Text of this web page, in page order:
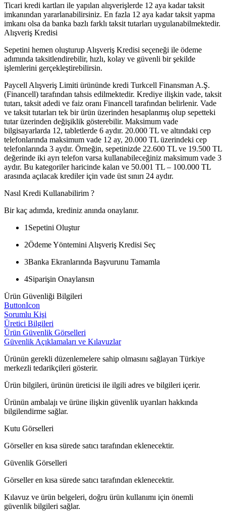
Ticari kredi kartları ile yapılan alışverişlerde 12 aya kadar taksit
imkanından yararlanabilirsiniz. En fazla 12 aya kadar taksit yapma
imkanı olsa da banka bazlı farklı taksit tutarları uygulanabilmektedir.
Alışveriş Kredisi
Sepetini hemen oluşturup Alışveriş Kredisi seçeneği ile ödeme
adımında taksitlendirebilir, hızlı, kolay ve güvenli bir şekilde
işlemlerini gerçekleştirebilirsin.
Paycell Alışveriş Limiti ürününde kredi Turkcell Finansman A.Ş.
(Financell) tarafından tahsis edilmektedir. Krediye ilişkin vade, taksit
tutarı, taksit adedi ve faiz oranı Financell tarafından belirlenir. Vade
ve taksit tutarları tek bir ürün üzerinden hesaplanmış olup sepetteki
tutar üzerinden değişiklik gösterebilir. Maksimum vade
bilgisayarlarda 12, tabletlerde 6 aydır. 20.000 TL ve altındaki cep
telefonlarında maksimum vade 12 ay, 20.000 TL üzerindeki cep
telefonlarında 3 aydır. Örneğin, sepetinizde 22.600 TL ve 19.500 TL
değerinde iki ayrı telefon varsa kullanabileceğiniz maksimum vade 3
aydır. Bu kategoriler haricinde kalan ve 50.001 TL – 100.000 TL
arasında açılacak krediler için vade üst sınırı 24 aydır.
Nasıl Kredi Kullanabilirim ?
Bir kaç adımda, krediniz anında onaylanır.
1 Sepetini Oluştur
2Ödeme Yöntemini Alışveriş Kredisi Seç
3Banka Ekranlarında Başvurunu Tamamla
4Siparişin Onaylansın
Ürün Güvenliği Bilgileri
ButtonIcon
Sorumlu Kişi
Üretici Bilgileri
Ürün Güvenlik Görselleri
Güvenlik Açıklamaları ve Kılavuzlar
Ürünün gerekli düzenlemelere sahip olmasını sağlayan Türkiye
merkezli tedarikçileri gösterir.
Ürün bilgileri, ürünün üreticisi ile ilgili adres ve bilgileri içerir.
Ürünün ambalajı ve ürüne ilişkin güvenlik uyarıları hakkında
bilgilendirme sağlar.
Kutu Görselleri
Görseller en kısa sürede satıcı tarafından eklenecektir.
Güvenlik Görselleri
Görseller en kısa sürede satıcı tarafından eklenecektir.
Kılavuz ve ürün belgeleri, doğru ürün kullanımı için önemli
güvenlik bilgileri sağlar.